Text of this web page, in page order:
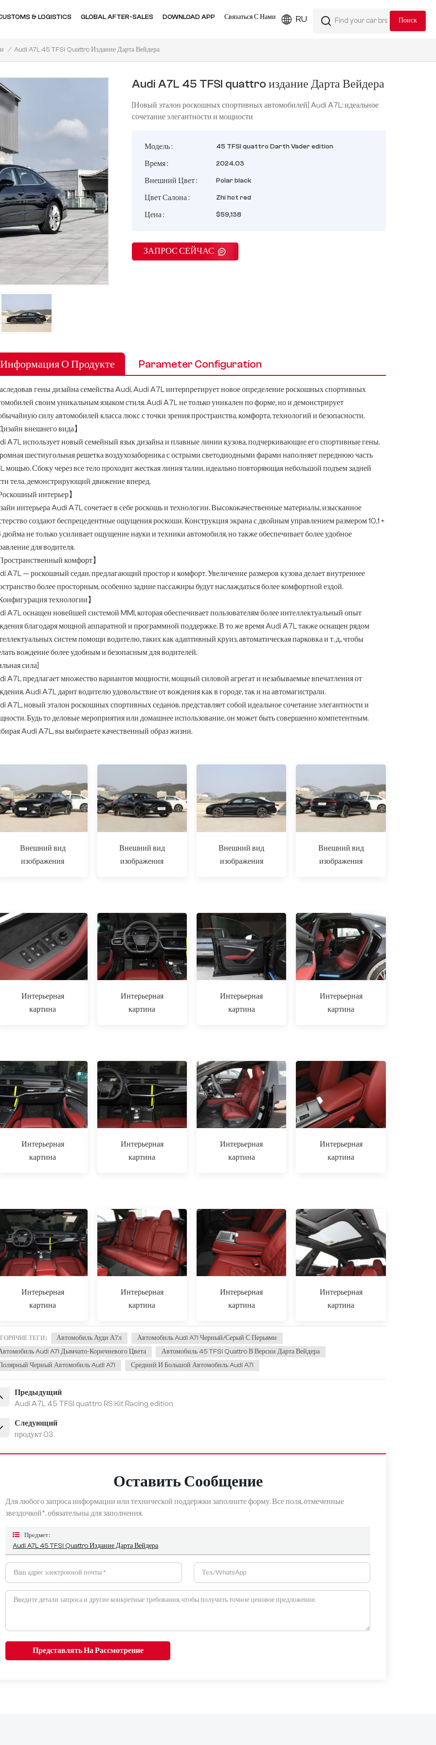
RU
& LOGISTICS GLOBAL AFTER-SALES DOWNLOAD APP Связаться С Нами
/ Audi A7L 45 TFSI Quattro Издание Дарта Вейдера
Audi A7L 45 TFSI quattro издание Дарта Вейдера
[Новый эталон роскошных спортивных автомобилей] Audi A7L: идеальное
сочетание элегантности и мощности
Модель : 45 TFSI quattro Darth Vader edition
Время : 2024.03
Внешний Цвет : Polar black
Цвет Салона : Zhi hot red
Цена : $59,138
ЗАПРОС СЕЙЧАС
Информация О Продукте Parameter Configuration
гены дизайна семейства Audi, Audi A7L интерпретирует новое определение роскошных спортивных
своим уникальным языком стиля. Audi A7L не только уникален по форме, но и демонстрирует
силу автомобилей класса люкс с точки зрения пространства, комфорта, технологий и безопасности.
внешнего вида】
A7L использует новый семейный язык дизайна и плавные линии кузова, подчеркивающие его спортивные гены.
шестиугольная решетка воздухозаборника с острыми светодиодными фарами наполняет переднюю часть
мощью. Сбоку через все тело проходит жесткая линия талии, идеально повторяющая небольшой подъем задней
тела, демонстрирующий движение вперед.
интерьер】
интерьера Audi A7L сочетает в себе роскошь и технологии. Высококачественные материалы, изысканное
создают беспрецедентные ощущения роскоши. Конструкция экрана с двойным управлением размером 10,1 +
дюйма не только усиливает ощущение науки и техники автомобиля, но также обеспечивает более удобное
для водителя.
комфорт】
A7L — роскошный седан, предлагающий простор и комфорт. Увеличение размеров кузова делает внутреннее
более просторным, особенно задние пассажиры будут наслаждаться более комфортной ездой.
технологии】
A7L оснащен новейшей системой MMI, которая обеспечивает пользователям более интеллектуальный опыт
благодаря мощной аппаратной и программной поддержке. В то же время Audi A7L также оснащен рядом
систем помощи водителю, таких как адаптивный круиз, автоматическая парковка и т. д., чтобы
вождение более удобным и безопасным для водителей.
сила]
A7L предлагает множество вариантов мощности, мощный силовой агрегат и незабываемые впечатления от
Audi A7L дарит водителю удовольствие от вождения как в городе, так и на автомагистрали.
A7L, новый эталон роскошных спортивных седанов, представляет собой идеальное сочетание элегантности и
Будь то деловые мероприятия или домашнее использование, он может быть совершенно компетентным.
Audi A7L, вы выбираете качественный образ жизни.
Внешний вид
изображения
Внешний вид
изображения
Внешний вид
изображения
Внешний вид
изображения
Интерьерная
картина
Интерьерная
картина
Интерьерная
картина
Интерьерная
картина
Интерьерная
картина
Интерьерная
картина
Интерьерная
картина
Интерьерная
картина
Интерьерная
картина
Интерьерная
картина
Интерьерная
картина
Интерьерная
картина
ГОРЯЧИЕ ТЕГИ : Автомобиль Ауди А7л
Автомобиль Audi A7l Черный/серый С Перьями
Audi A7l Дымчато-Коричневого Цвета
Автомобиль 45 TFSI Quattro В Версии Дарта Вейдера
Черный Автомобиль Audi A7l
Средний И Большой Автомобиль Audi A7l
Предыдущий
Audi A7L 45 TFSI quattro RS Kit Racing edition
Следующий
продукт 03
Оставить Сообщение
Для любого запроса информации или технической поддержки заполните форму. Все поля, отмеченные
звездочкой*, обязательны для заполнения.
Предмет :
Audi A7L 45 TFSI Quattro Издание Дарта Вейдера
Представлять На Рассмотрение